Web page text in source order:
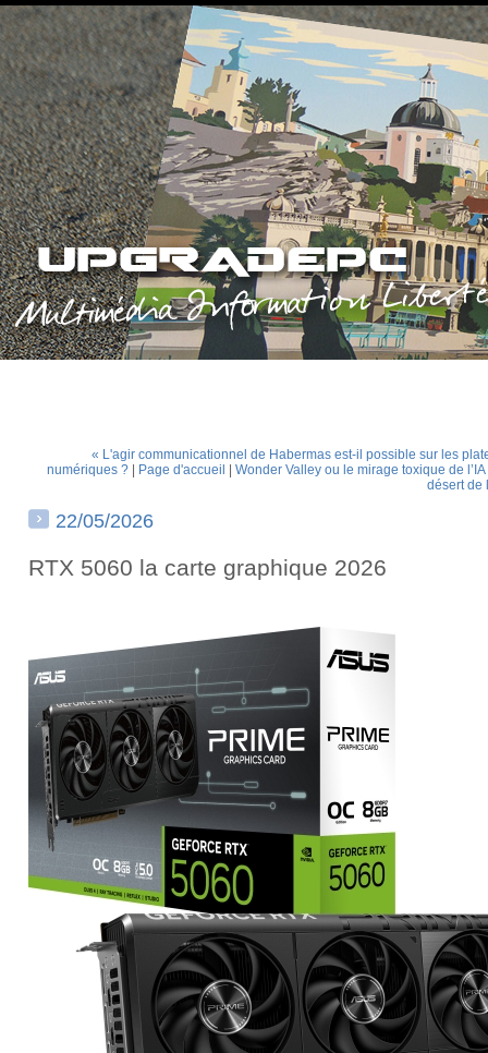
« L'agir communicationnel de Habermas est-il possible sur les
numériques ?
Page d'accueil
Wonder Valley ou le mirage toxique de
désert de
22/05/2026
RTX 5060 la carte graphique 2026